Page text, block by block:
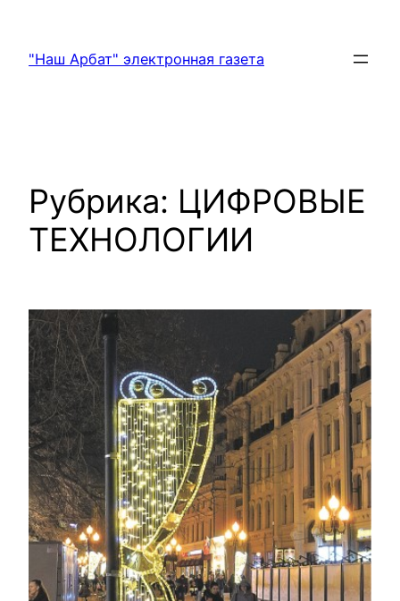
содержимому
"Наш Арбат" электронная газета
Рубрика: ЦИФРОВЫЕ
ТЕХНОЛОГИИ